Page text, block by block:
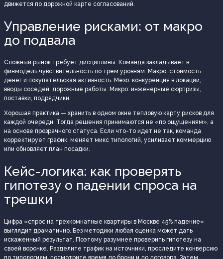
движется по дорожной карте согласований.
Управление рисками: от макро
до подвала
Сложный рынок требует дисциплины. Команда закладывает в
финмодель чувствительность по трем уровням. Макро: стоимость
денег и покупательская активность. Мезо: конкуренция в локации,
вводы соседей, дорожные работы. Микро: инженерные сюрпризы,
поставки, подрядчики.
Хорошая практика — хранить в одном окне тепловую карту рисков для
каждой очереди. Тогда решения принимаются не «по ощущениям», а
на основе прозрачного статуса. Если что-то идет не так, команда
корректирует график, меняет микс типологий, усиливает коммерцию
или обновляет план посадки.
Кейс-логика: как проверять
гипотезу о падении спроса на
трешки
Цифра «спрос на трехкомнатные квартиры в Москве 45% падение»
выглядит драматично. Без методики любая оценка может дать
искаженный результат. Поэтому разумнее проверить гипотезу на
своей воронке. Разделите трафик на источники, проследите конверсию
по типологиям, посмотрите время до брони и до договора. Затем